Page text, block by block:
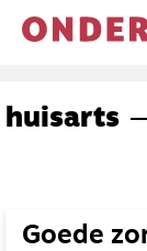
huisarts
Goede